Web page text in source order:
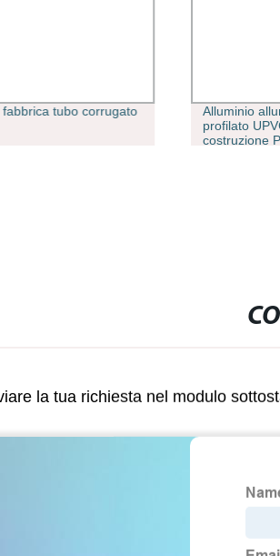
tubo corrugato
Alluminio
profilato
costruzione
la tua richiesta nel modulo